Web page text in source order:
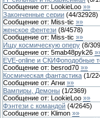
Сообщение от: LookieLoo »»
Законченные серии (44/32928)
Сообщение от: Miss-tic »»
женское фентези (8/4578)
Сообщение от: Miss-tic »»
Ищу космическую оперу (8/
Сообщение от: 5mab48pyk26
EVE-online и СКИФоподобные
Сообщение от: besrod70 »»
Космическая фантастика (1/
Сообщение от: Агни »»
Вампиры, Демоны (1/2369)
Сообщение от: LookieLoo »»
Фэнтези с командой (4/2645)
Сообщение от: Klimon »»